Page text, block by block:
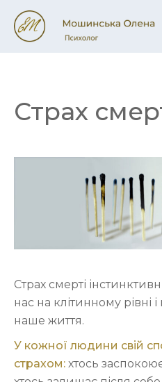
Страх
Страх смерті
нас на клітинному рівні
наше життя.
У кожної людини свій
страхом: хтось